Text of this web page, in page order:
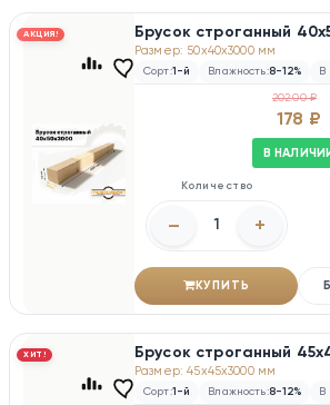
АКЦИЯ! Брусок строганный
Размер: 50x40x3000 мм
Сорт:1-й Влажность:8-12% В
202.00 ₽
178 ₽
В
Количество
– +
КУПИТЬ
ХИТ! Брусок строганный
Размер: 45x45x3000 мм
Сорт:1-й Влажность:8-12% В